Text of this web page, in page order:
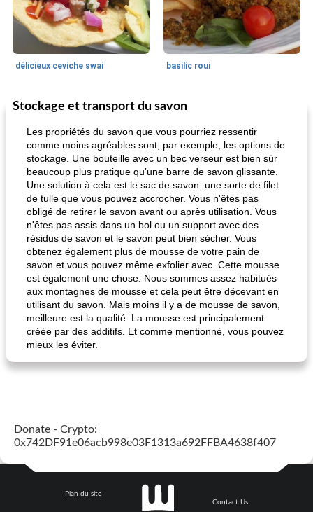
délicieux ceviche swai basilic roui
65min
Déjeuner / Snacks
pois chiches rôtis aux épices amandes au cheddar rôti
Stockage et transport du savon
Les propriétés du savon que vous pourriez ressentir
comme moins agréables sont, par exemple, les options de
stockage. Une bouteille avec un bec verseur est bien sûr
beaucoup plus pratique qu'une barre de savon glissante.
Une solution à cela est le sac de savon: une sorte de filet
de tulle que vous pouvez accrocher. Vous n'êtes pas
obligé de retirer le savon avant ou après utilisation. Vous
n'êtes pas assis dans un bol ou un support avec des
résidus de savon et le savon peut bien sécher. Vous
obtenez également plus de mousse de votre pain de
savon et vous pouvez même exfolier avec. Cette mousse
est également une chose. Nous sommes assez habitués
aux montagnes de mousse et cela peut être décevant en
utilisant du savon. Mais moins il y a de mousse de savon,
meilleure est la qualité. La mousse est principalement
créée par des additifs. Et comme mentionné, vous pouvez
mieux les éviter.
Donate - Crypto:
0x742DF91e06acb998e03F1313a692FFBA4638f407
Plan du site
Contact Us